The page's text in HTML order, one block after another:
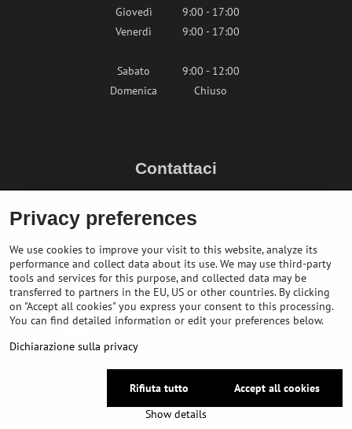
Giovedì
9:00 - 17:00
Venerdì
9:00 - 17:00
Sabato
9:00 - 12:00
Domenica
Chiuso
Contattaci
+436764858804 (AT)
Website created with:BiznisWeb.sk
Privacy preferences
We use cookies to improve your visit to this website, analyze its
performance and collect data about its use. We may use third-party
tools and services for this purpose, and collected data may be
transferred to partners in the EU, US or other countries. By clicking
on "Accept all cookies" you express your consent to this processing.
You can find detailed information or edit your preferences below.
Dichiarazione sulla privacy
Show details
Accept all cookies
Rifiuta tutto